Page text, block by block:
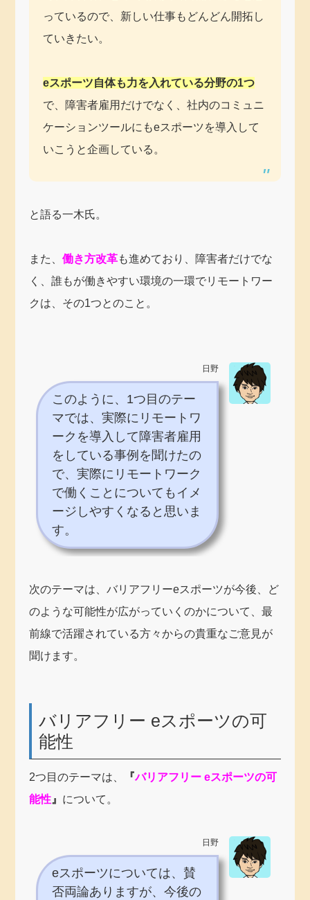
っているので、新しい仕事もどんどん開拓し
ていきたい。
eスポーツ自体も力を入れている分野の1つ
で、障害者雇用だけでなく、社内のコミュニ
ケーションツールにもeスポーツを導入して
いこうと企画している。
と語る一木氏。
また、働き方改革も進めており、障害者だけでな
く、誰もが働きやすい環境の一環でリモートワー
クは、その1つとのこと。
日野
このように、1つ目のテー
マでは、実際にリモートワ
ークを導入して障害者雇用
をしている事例を聞けたの
で、実際にリモートワーク
で働くことについてもイメ
ージしやすくなると思いま
す。
次のテーマは、バリアフリーeスポーツが今後、ど
のような可能性が広がっていくのかについて、最
前線で活躍されている方々からの貴重なご意見が
聞けます。
バリアフリー eスポーツの可
能性
2つ目のテーマは、 『バリアフリー eスポーツの可
能性 』 について。
日野
eスポーツについては、賛
否両論ありますが、今後の